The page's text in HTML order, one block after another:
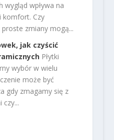
wygląd wpływa na
komfort. Czy
zmiany mogą...
jak czyścić
Płytki
wybór w wielu
może być
gdy zmagamy się z
czy...